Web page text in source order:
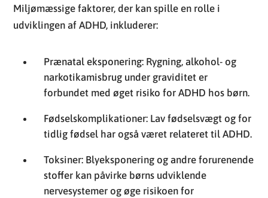
Miljømæssige faktorer, der kan spille en rolle i
udviklingen af ADHD, inkluderer:
Prænatal eksponering: Rygning, alkohol- og
narkotikamisbrug under graviditet er
forbundet med øget risiko for ADHD hos børn.
Fødselskomplikationer: Lav fødselsvægt og for
tidlig fødsel har også været relateret til ADHD.
Toksiner: Blyeksponering og andre forurenende
stoffer kan påvirke børns udviklende
nervesystemer og øge risikoen for